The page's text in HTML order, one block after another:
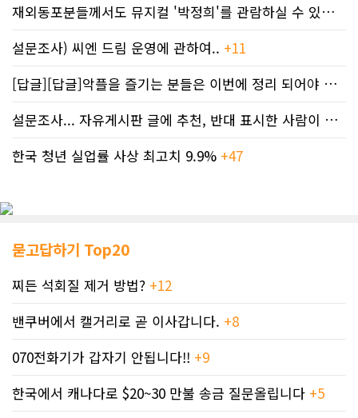
재외동포분들께서도 뮤지컬 '박정희'를 관람하실 수 있도록 노력하겠습니..
설문조사) 씨엔 드림 운영에 관하여.. +11
[답글][답글]악플을 즐기는 분들은 이번에 정리 되어야 합니다.
설문조사... 자유게시판 글에 추천, 반대 표시한 사람이 누구인지 명단..
한국 청년 실업률 사상 최고치 9.9% +47
묻고답하기 Top20
찌든 석회질 제거 방법? +12
밴쿠버에서 캘거리로 곧 이사갑니다. +8
070전화기가 갑자기 안됩니다!! +9
한국에서 캐나다로 $20~30 만불 송금 질문올립니다 +5